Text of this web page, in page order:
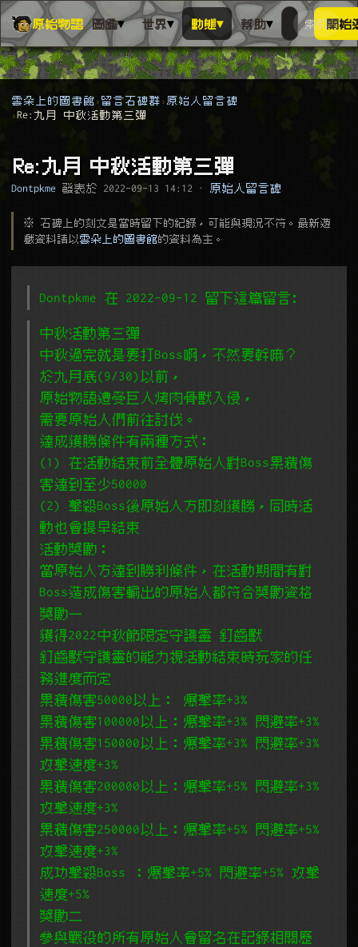
原始物語 圖鑑▾ 世界▾ 動態▾ 幫助▾
搜尋萬物
搜人物、
索引開始
雲朵上的圖書館 留言石碑群
原始人留言碑
Re:九月 中秋活動第三彈
Re:九月 中秋活動第三彈
Dontpkme 發表於 2022-09-13 14:12 · 原始人留言碑
※ 石碑上的刻文是當時留下的紀錄，可能與現況不符。最新遊
戲資料請以 雲朵上的圖書館的資料為主。
Dontpkme 在 2022-09-12 留下這篇留言﹕
中秋活動第三彈
中秋過完就是要打Boss啊，不然要幹嘛？
於九月底(9/30)以前，
原始物語遭受巨人烤肉骨獸入侵，
需要原始人們前往討伐。
達成獲勝條件有兩種方式：
(1) 在活動結束前全體原始人對Boss累積傷
害達到至少50000
(2) 擊殺Boss後原始人方即刻獲勝，同時活
動也會提早結束
活動獎勵：
當原始人方達到勝利條件，在活動期間有對
Boss造成傷害輸出的原始人都符合獎勵資格
獎勵一
獲得2022中秋節限定守護靈 釘齒獸
釘齒獸守護靈的能力視活動結束時玩家的任
務進度而定
累積傷害50000以上： 爆擊率+3%
累積傷害100000以上：爆擊率+3% 閃避率+3%
累積傷害150000以上：爆擊率+3% 閃避率+3%
攻擊速度+3%
累積傷害200000以上：爆擊率+5% 閃避率+3%
攻擊速度+3%
累積傷害250000以上：爆擊率+5% 閃避率+5%
攻擊速度+3%
成功擊殺Boss ：爆擊率+5% 閃避率+5% 攻擊
速度+5%
獎勵二
參與戰役的所有原始人會留名在記錄相關歷